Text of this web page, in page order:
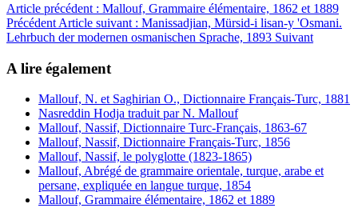
Article précédent : Mallouf, Grammaire élémentaire, 1862 et 1889
Précédent Article suivant : Manissadjian, Mürsid-i lisan-y 'Osmani.
Lehrbuch der modernen osmanischen Sprache, 1893 Suivant
A lire également
Mallouf, N. et Saghirian O., Dictionnaire Français-Turc, 1881
Nasreddin Hodja traduit par N. Mallouf
Mallouf, Nassif, Dictionnaire Turc-Français, 1863-67
Mallouf, Nassif, Dictionnaire Français-Turc, 1856
Mallouf, Nassif, le polyglotte (1823-1865)
Mallouf, Abrégé de grammaire orientale, turque, arabe et
persane, expliquée en langue turque, 1854
Mallouf, Grammaire élémentaire, 1862 et 1889